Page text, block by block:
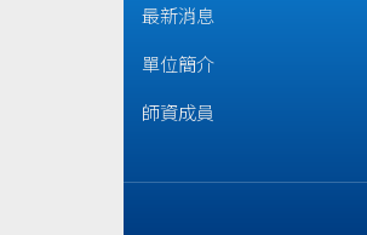
最新消息
單位簡介
師資成員